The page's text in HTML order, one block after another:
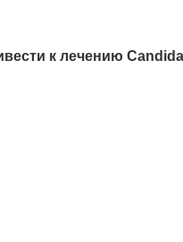
к лечению